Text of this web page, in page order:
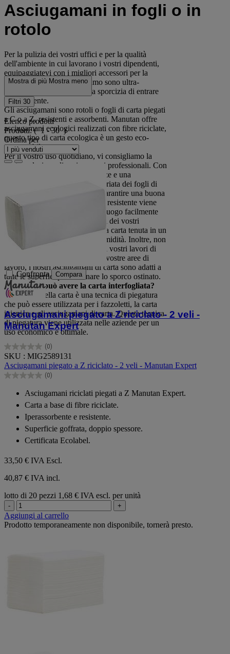
Asciugamani in fogli o in
rotolo
Per la pulizia dei vostri uffici e per la qualità
dell'ambiente in cui lavorano i vostri dipendenti,
equipaggiatevi con i migliori accessori per la
pulizia. I prodotti che offriamo sono ultra-
assorbenti. Impediscono alla sporcizia di entrare
nell'ambiente.
Gli asciugamani sono rotoli o fogli di carta piegati
a C o a Z, resistenti e assorbenti. Manutan offre
asciugamani ecologici realizzati con fibre riciclate,
questo tipo di carta ecologica è un gesto eco-
responsabile.
Per il vostro uso quotidiano, vi consigliamo la
nostra selezione di asciugamani professionali. Con
formati adatti alle vostre esigenze e una
distribuzione semplice e appropriata dei fogli di
carta, Manutan può aiutarvi a garantire una buona
igiene nei vostri locali. La carta resistente viene
collocata in un dispenser in un luogo facilmente
accessibile, secondo le abitudini dei vostri
dipendenti. In rotoli o piegata, la carta tenuta in un
dispenser non lascia passare l'umidità. Inoltre, non
si spacca e non si sfilaccia. Per i vostri lavori di
pulizia dei vostri mobili o delle vostre aree di
lavoro, i nostri asciugamani di carta sono adatti a
tutte le superfici per eliminare lo sporco ostinato.
Che forma può avere la carta interfogliata?
L'intreccio della carta è una tecnica di piegatura
che può essere utilizzata per i fazzoletti, la carta
igienica e gli asciugamani di carta. Questa tecnica
di piegatura viene utilizzata nelle aziende per un
uso economico e ottimale.
Mostra di più Mostra meno
Filtri 30
Elenco prodotti
Prodotti:( 1 - 30 )
Ordina per
Confronta Compara
Asciugamani piegato a Z riciclato - 2 veli -
Manutan Expert
(0)
0.0
su
5
stelle.
SKU : MIG2589131
Asciugamani piegato a Z riciclato - 2 veli - Manutan Expert
(0)
0.0
stelle.
Asciugamani riciclati piegati a Z Manutan Expert.
Carta a base di fibre riciclate.
Iperassorbente e resistente.
Superficie goffrata, doppio spessore.
Certificata Ecolabel.
33,50 € IVA Escl.
40,87 € IVA incl.
lotto di 20 pezzi 1,68 € IVA escl. per unità
- +
Aggiungi al carrello
Prodotto temporaneamente non disponibile, tornerà presto.